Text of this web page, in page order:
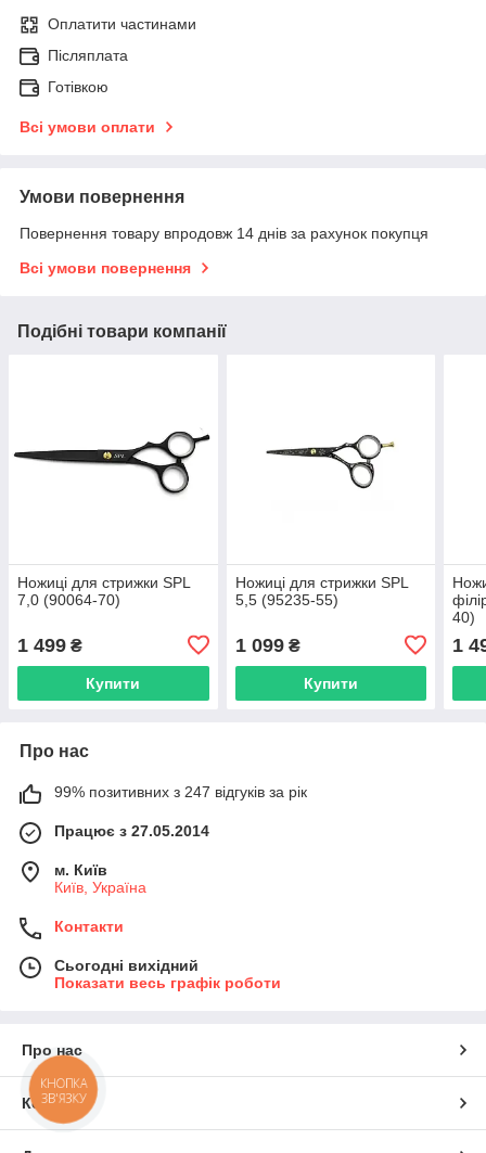
Оплатити частинами
Післяплата
Готівкою
Всі умови оплати
Умови повернення
Повернення товару впродовж 14 днів за рахунок покупця
Всі умови повернення
Подібні товари компанії
Ножиці для стрижки SPL
7,0 (90064-70)
1 499 ₴
Купити
Ножиці для стрижки SPL
5,5 (95235-55)
1 099₴
Купити
40)
1
Про нас
99% позитивних з 247 відгуків за рік
Працює з 27.05.2014
м. Київ
Київ, Україна
Контакти
Сьогодні вихідний
Показати весь графік роботи
Про нас
Контакти
КНОПКА
ЗВ'ЯЗКУ